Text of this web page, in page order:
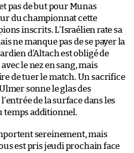
pas de but pour Munas
du championnat cette
inscrits. L’Israélien rate sa
ne manque pas de se payer la
d’Altach est obligé de
le nez en sang, mais
de tuer le match. Un sacrifice
sonne le glas des
de la surface dans les
temps additionnel.
sereinement, mais
est pris jeudi prochain face